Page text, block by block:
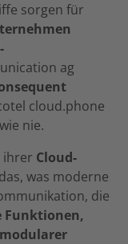
sorgen für
ag
cloud.phone
nie.
ihrer Cloud-
was moderne
die
Funktionen,
modularer